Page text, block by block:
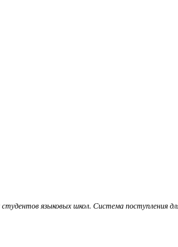
языковых школ. Система поступления